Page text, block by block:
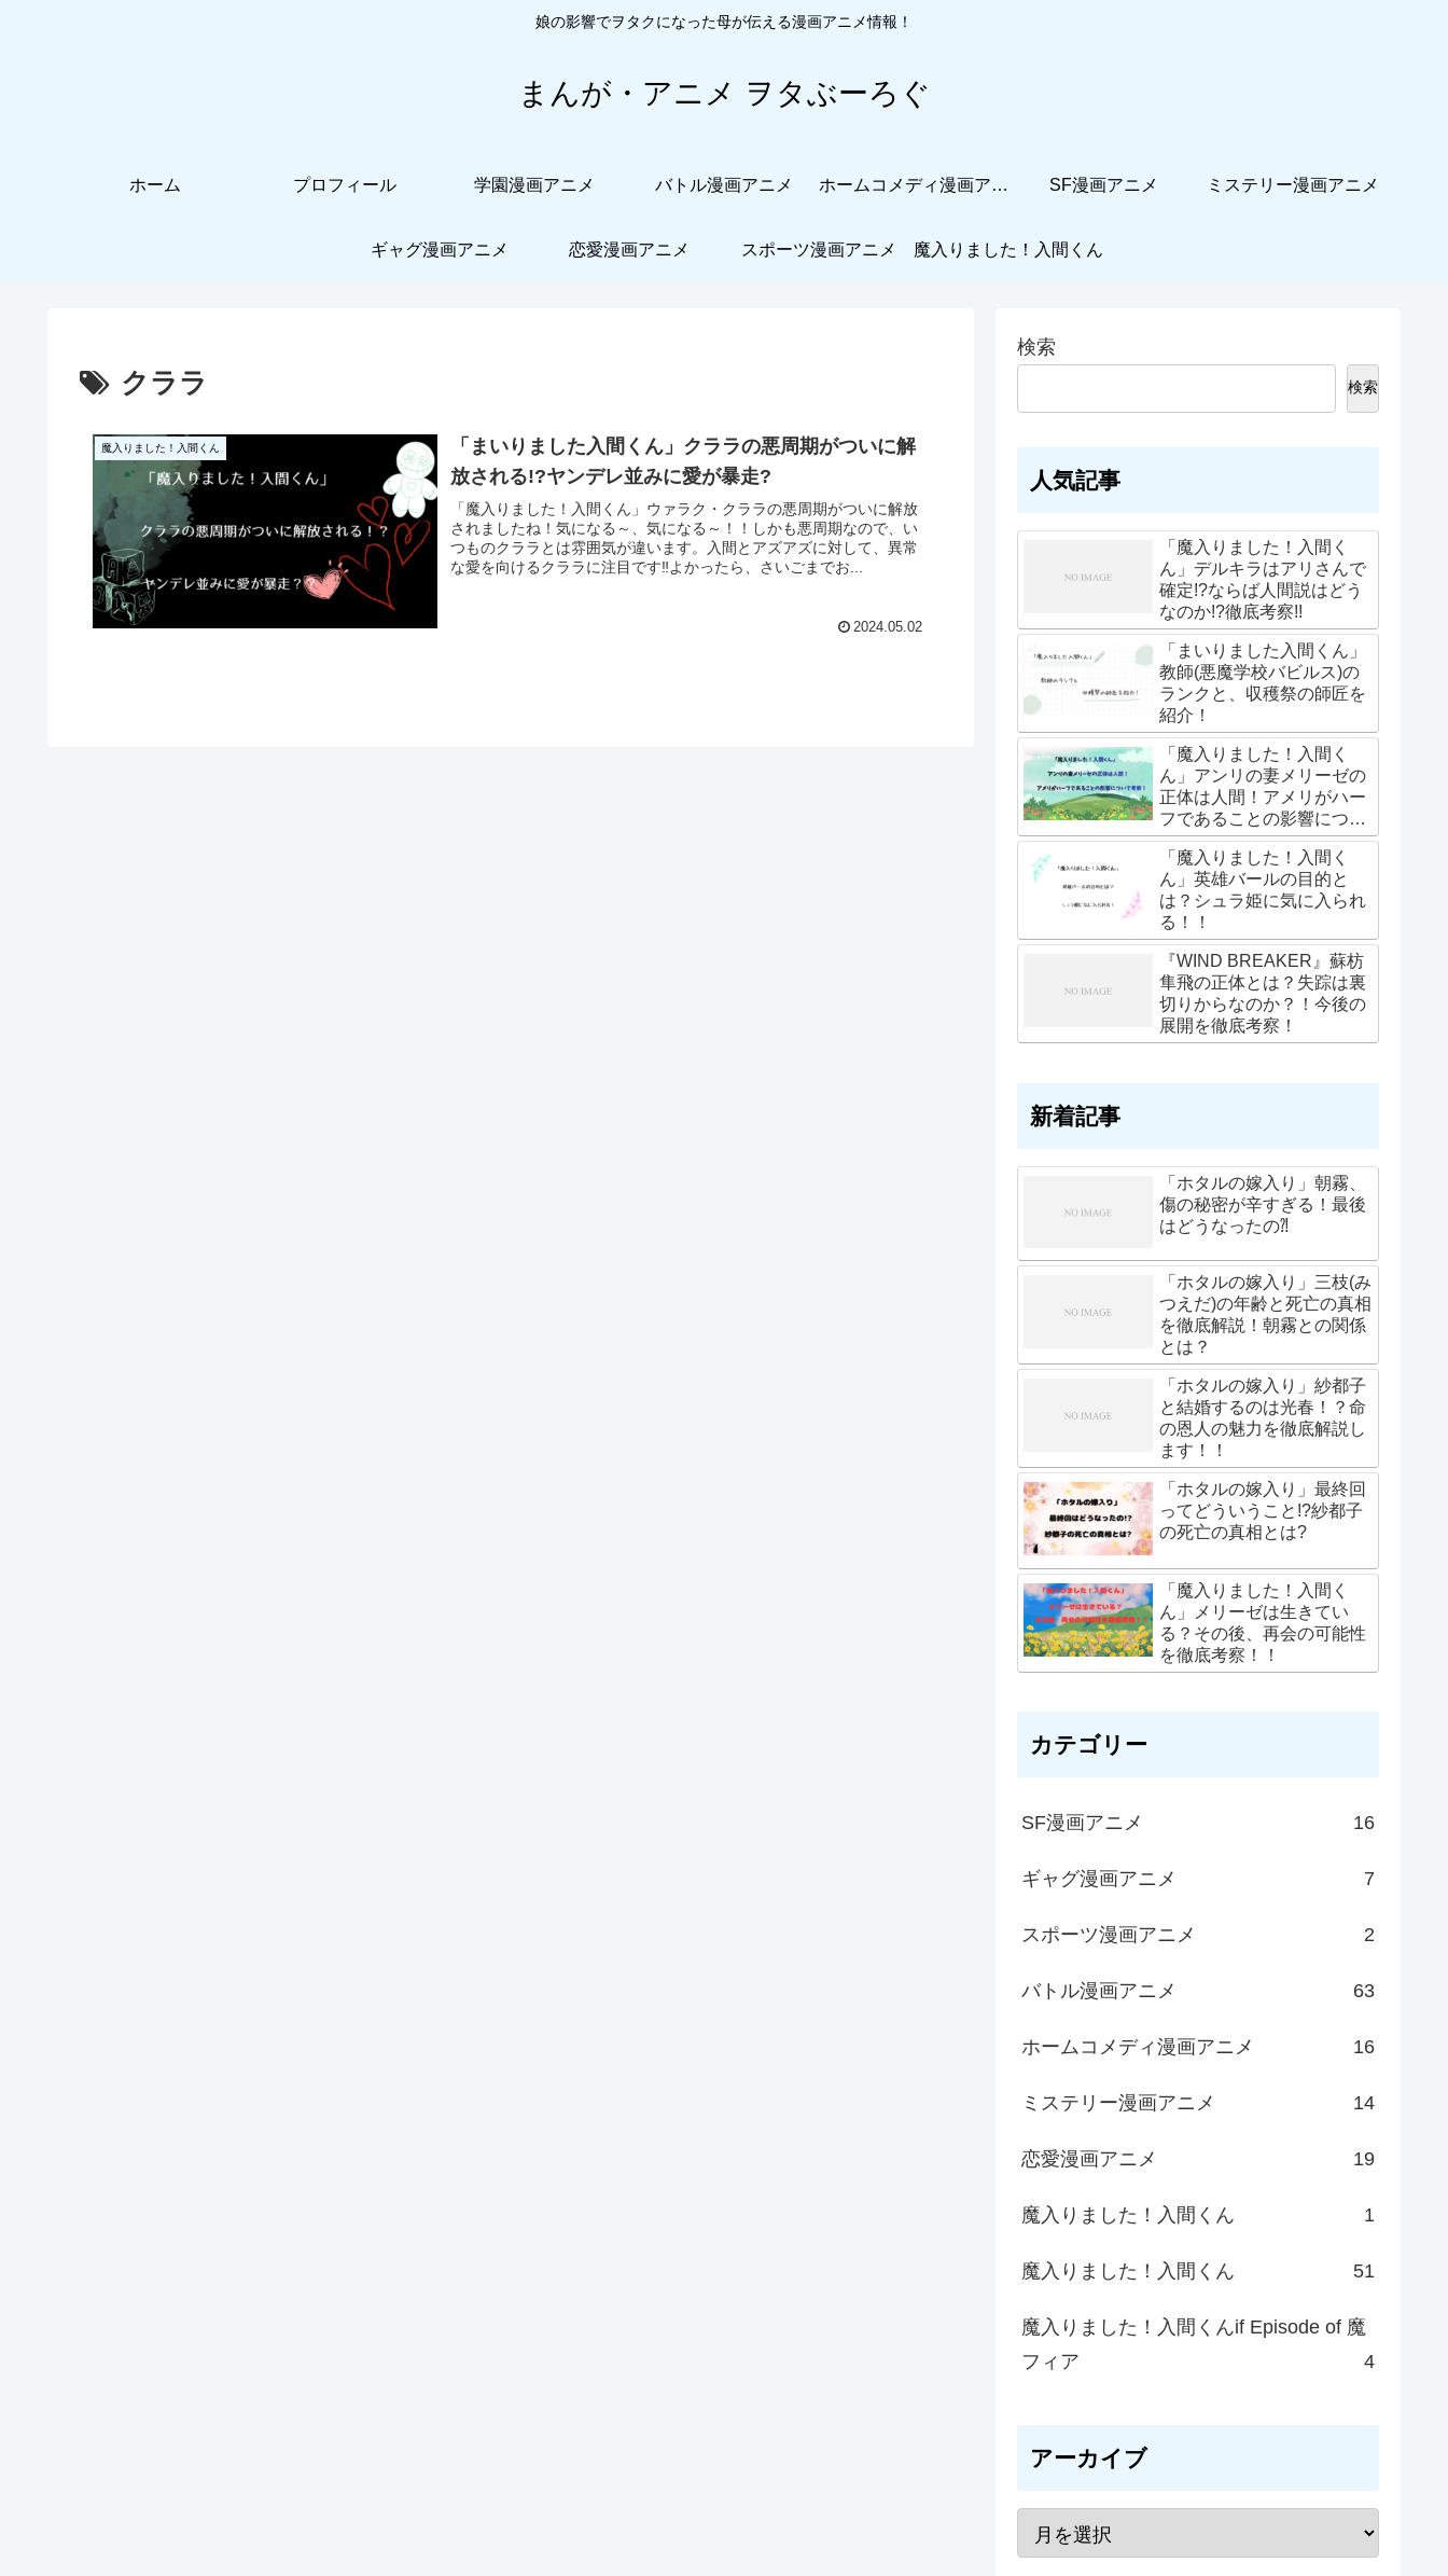
娘の影響でヲタクになった母が伝える漫画アニメ情報！
まんが・アニメ ヲタぶーろぐ
ホーム プロフィール 学園漫画アニメ バトル漫画アニメ ホームコメディ漫画アニメ SF漫画アニメ ミステリー漫画アニメ
ギャグ漫画アニメ 恋愛漫画アニメ スポーツ漫画アニメ 魔入りました！入間くん
クララ
魔入りました！入間くん
「まいりました入間くん」クララの悪周期がついに解
放される!?ヤンデレ並みに愛が暴走?
「魔入りました！入間くん」ウァラク・クララの悪周期がついに解放
されましたね！気になる～、気になる～！！しかも悪周期なので、い
つものクララとは雰囲気が違います。入間とアズアズに対して、異常
な愛を向けるクララに注目です‼よかったら、さいごまでお...
2024.05.02
検索
検索
人気記事
「魔入りました！入間く
ん」デルキラはアリさんで
確定!?ならば人間説はどう
なのか!?徹底考察!!
「まいりました入間くん」
教師(悪魔学校バビルス)の
ランクと、収穫祭の師匠を
紹介！
「魔入りました！入間く
ん」アンリの妻メリーゼの
正体は人間！アメリがハー
フであることの影響につい
て考察！
「魔入りました！入間く
ん」英雄バールの目的と
は？シュラ姫に気に入られ
る！！
『WIND BREAKER』蘇枋
隼飛の正体とは？失踪は裏
切りからなのか？！今後の
展開を徹底考察！
新着記事
「ホタルの嫁入り」朝霧、
傷の秘密が辛すぎる！最後
はどうなったの⁈
「ホタルの嫁入り」三枝(み
つえだ)の年齢と死亡の真相
を徹底解説！朝霧との関係
とは？
「ホタルの嫁入り」紗都子
と結婚するのは光春！？命
の恩人の魅力を徹底解説し
ます！！
「ホタルの嫁入り」最終回
ってどういうこと!?紗都子
の死亡の真相とは?
「魔入りました！入間く
ん」メリーゼは生きてい
る？その後、再会の可能性
を徹底考察！！
カテゴリー
SF漫画アニメ 16
ギャグ漫画アニメ 7
スポーツ漫画アニメ 2
バトル漫画アニメ 63
ホームコメディ漫画アニメ 16
ミステリー漫画アニメ 14
恋愛漫画アニメ 19
魔入りました！入間くん 1
魔入りました！入間くん 51
魔入りました！入間くんif Episode of 魔
フィア
4
アーカイブ